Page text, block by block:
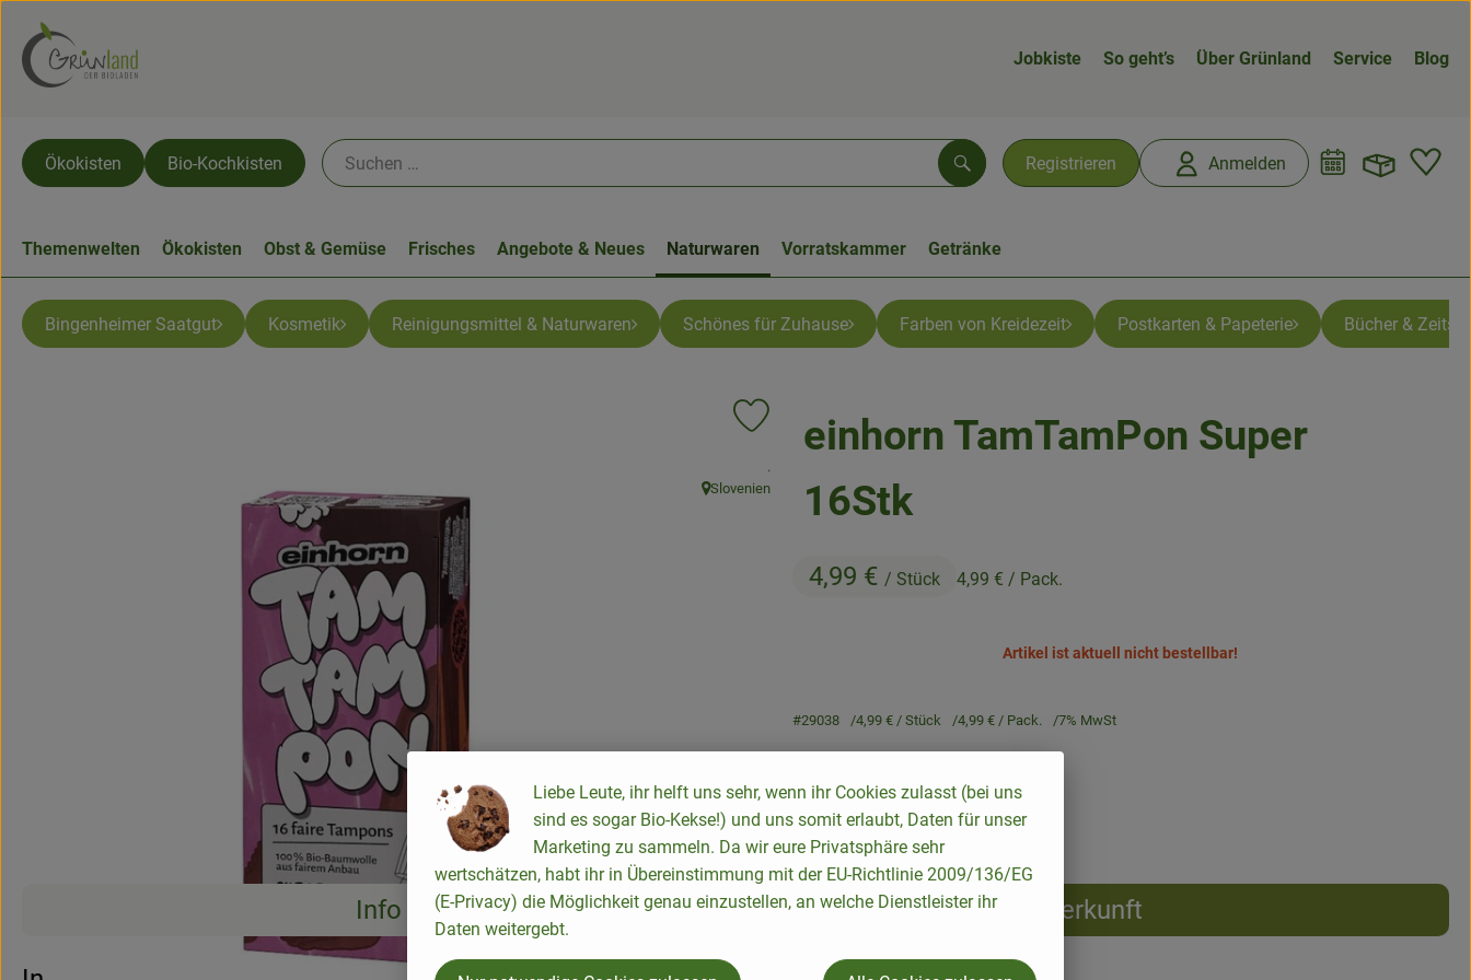
Jobkiste So geht’s Über Grünland Service Blog
Registrieren Anmelden
Suchen
Ökokisten Bio-Kochkisten
Themenwelten Ökokisten Obst & Gemüse Frisches Angebote & Neues Naturwaren Vorratskammer Getränke
Bingenheimer Saatgut Kosmetik Reinigungsmittel & Naturwaren Schönes für Zuhause Farben von Kreidezeit Postkarten & Papeterie Bücher &
einhorn TamTamPon Super
16Stk
4,99 € / Stück 4,99 € / Pack.
Produkt zu Favouriten hinzufügen
, Kontrollstelle:
.
, Herkunft:
Slovenien
Artikel ist aktuell nicht bestellbar!
#29038 4,99 € / Stück 4,99 € / Pack. 7% MwSt
Rezepte
Info
Herkunft
Entdecke passende RezepteEs wurden keine passenden Rezepte gefunden.
Liebe Leute, ihr helft uns sehr, wenn ihr Cookies zulasst (bei uns
sind es sogar Bio-Kekse!) und uns somit erlaubt, Daten für unser
Marketing zu sammeln. Da wir eure Privatsphäre sehr
wertschätzen, habt ihr in Übereinstimmung mit der EU-Richtlinie 2009/136/EG
(E-Privacy) die Möglichkeit genau einzustellen, an welche Dienstleister ihr
Daten weitergebt.